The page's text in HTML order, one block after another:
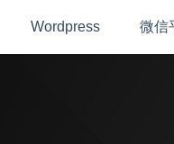
Wordpress 微信